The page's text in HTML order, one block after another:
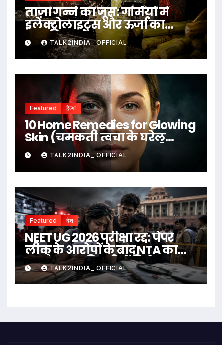
ताज़ा गन्ने का जूस: गर्मियों में
इलेक्ट्रोलाइट्स और ऊर्जा का
प्राकृतिक स्रोत
TALK2INDIA_ OFFICIAL
Featured हेल्थ
10 Home Remedies for Glowing
Skin (चमकती त्वचा के घरेलू
उपाय)TALK2INDIA_ OFFICIAL
Featured देश
NEET UG 2026 परीक्षा रद्द: पेपर
लीक के आरोपों के बाद NTA का
बड़ा फैसला, दिल्ली में विरोध
प्रदर्शनTALK2INDIA_ OFFICIAL